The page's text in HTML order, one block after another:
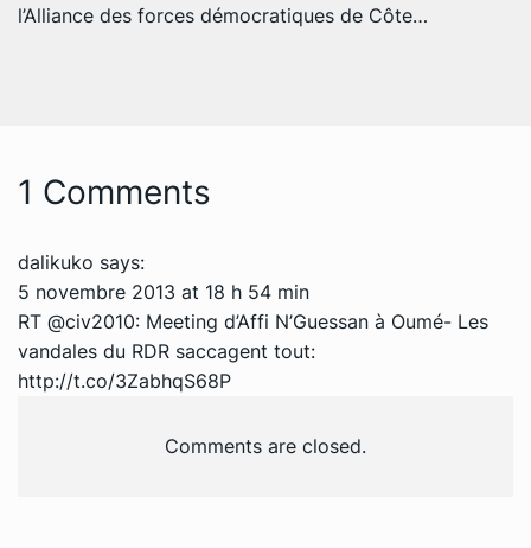
l’Alliance des forces démocratiques de Côte…
1 Comments
dalikuko says:
5 novembre 2013 at 18 h 54 min
RT @civ2010: Meeting d’Affi N’Guessan à Oumé- Les
vandales du RDR saccagent tout:
http://t.co/3ZabhqS68P
Comments are closed.